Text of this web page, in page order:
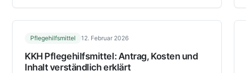
Pflegehilfsmittel 12. Februar 2026
KKH Pflegehilfsmittel: Antrag, Kosten und
Inhalt verständlich erklärt